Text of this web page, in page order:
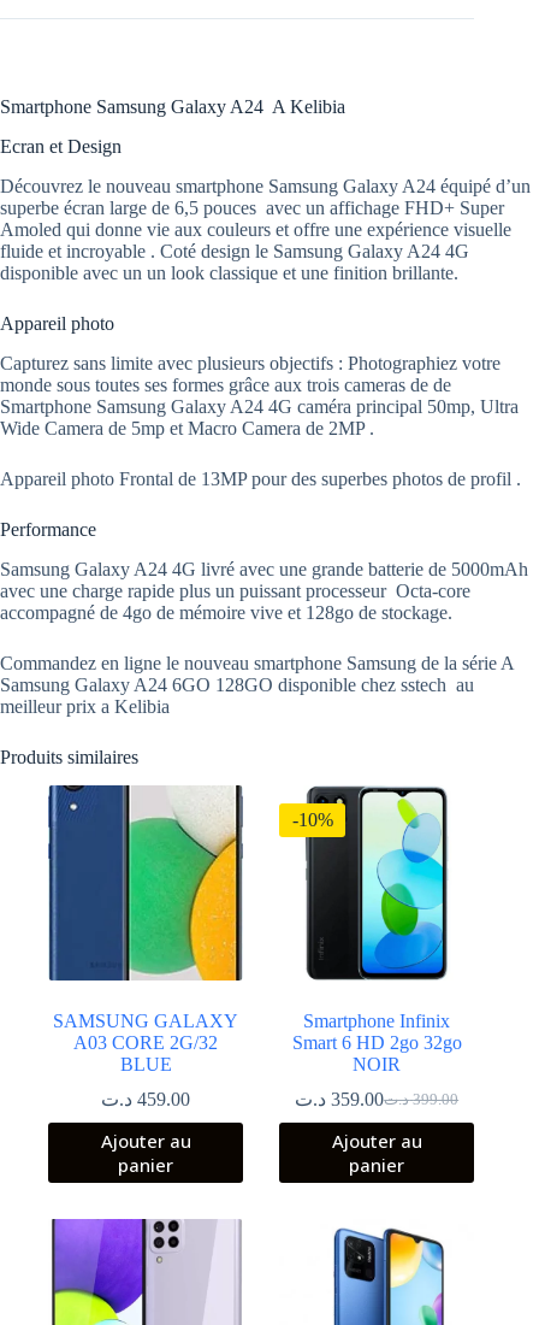
Smartphone Samsung Galaxy A24 A Kelibia
Ecran et Design
Découvrez le nouveau smartphone Samsung Galaxy A24 équipé d’un
superbe écran large de 6,5 pouces avec un affichage FHD+ Super
Amoled qui donne vie aux couleurs et offre une expérience visuelle
fluide et incroyable . Coté design le Samsung Galaxy A24 4G
disponible avec un un look classique et une finition brillante.
Appareil photo
Capturez sans limite avec plusieurs objectifs : Photographiez votre
monde sous toutes ses formes grâce aux trois cameras de de
Smartphone Samsung Galaxy A24 4G caméra principal 50mp, Ultra
Wide Camera de 5mp et Macro Camera de 2MP .
Appareil photo Frontal de 13MP pour des superbes photos de profil .
Performance
Samsung Galaxy A24 4G livré avec une grande batterie de 5000mAh
avec une charge rapide plus un puissant processeur Octa-core
accompagné de 4go de mémoire vive et 128go de stockage.
Commandez en ligne le nouveau smartphone Samsung de la série A
Samsung Galaxy A24 6GO 128GO disponible chez sstech au
meilleur prix a Kelibia
Produits similaires
SAMSUNG GALAXY
A03 CORE 2G/32
BLUE
459.00 د.ت
Ajouter au
panier
-10%
Smartphone Infinix
Smart 6 HD 2go 32go
NOIR
399.00 د.تLe
initial
était :
359.00 د.ت
Le
actuel
est :
Ajouter au
panier